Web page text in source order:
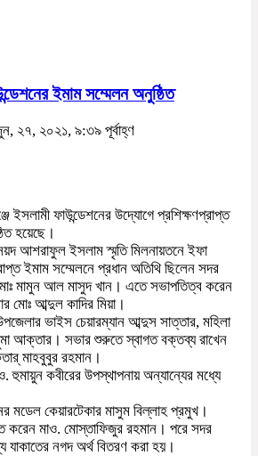
ইমাম সম্মেলন অনুষ্ঠিত
২৭, ২০২১, ৯:৩৯ পূর্বাহ্ণ
ইসলামী ফাউন্ডেশনের উদ্যোগে প্রশিক্ষণপ্রাপ্ত
হয়েছে।
আশরাফুল ইসলাম স্মৃতি মিলনায়তনে ইফা
ইমাম সম্মেলনে প্রধান অতিথি ছিলেন সদর
মামুন আল মাসুদ খান। এতে সভাপতিত্ব করেন
মোঃ আব্দুল কাদির মিয়া।
ভাইস চেয়ারম্যান আব্দুস সাত্তার, মহিলা
আক্তার। সভার শুরুতে স্বাগত বক্তব্য রাখেন
মাহবুবুর রহমান।
হুমায়ুন কবীরের উপস্থাপনায় অন্যান্যের মধ্যে
মডেল কেয়ারটেকার মাসুম বিল্লাহ প্রমুখ।
করেন মাও. মোস্তাফিজুর রহমান। পরে সদর
যাকাতের নগদ অর্থ বিতরণ করা হয়।